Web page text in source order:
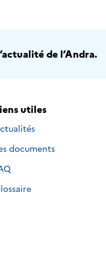
de l’Andra.
utiles
documents